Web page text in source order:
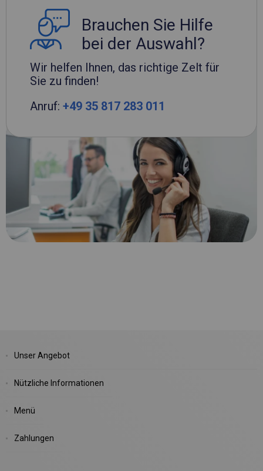
Brauchen Sie Hilfe
bei der Auswahl?
Wir helfen Ihnen, das richtige Zelt für
Sie zu finden!
Anruf: +49 35 817 283 011
Unser Angebot
Nützliche Informationen
Menü
Zahlungen